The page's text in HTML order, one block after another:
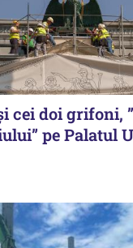
cei doi grifoni,
pe Palatul